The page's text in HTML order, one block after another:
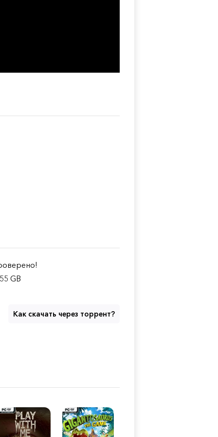
GB
Как скачать через торрент?